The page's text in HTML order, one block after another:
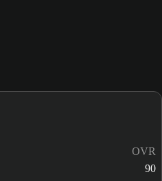
OVR
90